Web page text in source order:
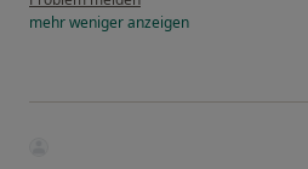
mehrwenigeranzeigen